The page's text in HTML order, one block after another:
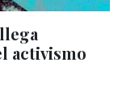
activismo